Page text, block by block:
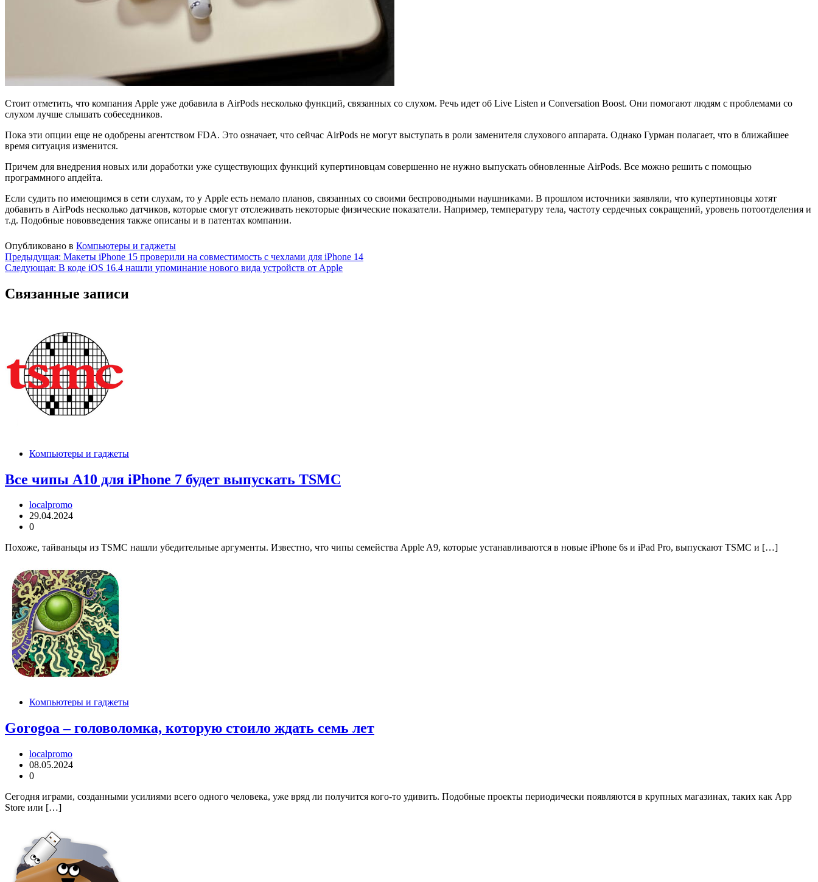
Стоит отметить, что компания Apple уже добавила в AirPods несколько функций, связанных со слухом. Речь идет об Live Listen и Conversation Boost. Они помогают людям с проблемами со
слухом лучше слышать собеседников.
Пока эти опции еще не одобрены агентством FDA. Это означает, что сейчас AirPods не могут выступать в роли заменителя слухового аппарата. Однако Гурман полагает, что в ближайшее
время ситуация изменится.
Причем для внедрения новых или доработки уже существующих функций купертиновцам совершенно не нужно выпускать обновленные AirPods. Все можно решить с помощью
программного апдейта.
Если судить по имеющимся в сети слухам, то у Apple есть немало планов, связанных со своими беспроводными наушниками. В прошлом источники заявляли, что купертиновцы хотят
добавить в AirPods несколько датчиков, которые смогут отслеживать некоторые физические показатели. Например, температуру тела, частоту сердечных сокращений, уровень потоотделения и
т.д. Подобные нововведения также описаны и в патентах компании.
Опубликовано в Компьютеры и гаджеты
Навигация
по
записям
Предыдущая: Макеты iPhone 15 проверили на совместимость с чехлами для iPhone 14
Следующая: В коде iOS 16.4 нашли упоминание нового вида устройств от Apple
Связанные записи
Компьютеры и гаджеты
Все чипы А10 для iPhone 7 будет выпускать TSMC
localpromo
29.04.2024
0
Похоже, тайваньцы из TSMC нашли убедительные аргументы. Известно, что чипы семейства Apple A9, которые устанавливаются в новые iPhone 6s и iPad Pro, выпускают TSMC и […]
Компьютеры и гаджеты
Gorogoa – головоломка, которую стоило ждать семь лет
localpromo
08.05.2024
0
Сегодня играми, созданными усилиями всего одного человека, уже вряд ли получится кого-то удивить. Подобные проекты периодически появляются в крупных магазинах, таких как App
Store или […]